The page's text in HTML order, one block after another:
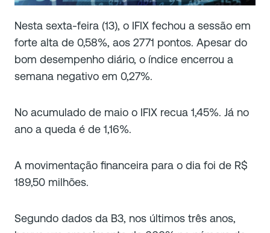
Nesta sexta-feira (13), o IFIX fechou a sessão em
forte alta de 0,58%, aos 2771 pontos. Apesar do
bom desempenho diário, o índice encerrou a
semana negativo em 0,27%.
No acumulado de maio o IFIX recua 1,45%. Já no
ano a queda é de 1,16%.
A movimentação financeira para o dia foi de R$
189,50 milhões.
Segundo dados da B3, nos últimos três anos,